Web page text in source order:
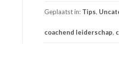
Geplaatst in: Tips,
coachend leiderschap,